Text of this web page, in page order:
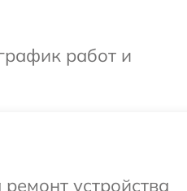
работ и
устройства